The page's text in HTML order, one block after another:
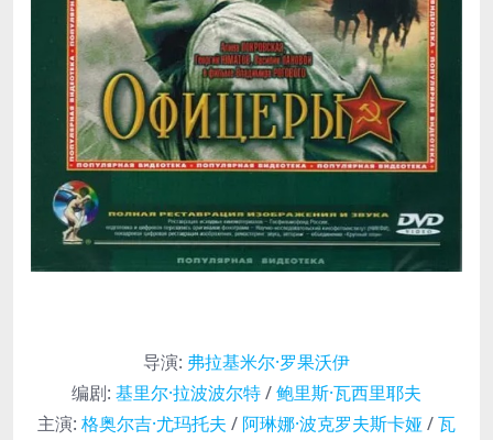
导演: 弗拉基米尔·罗果沃伊
编剧: 基里尔·拉波波尔特/鲍里斯·瓦西里耶夫
主演: 格奥尔吉·尤玛托夫 / 阿琳娜·波克罗夫斯卡娅 /瓦